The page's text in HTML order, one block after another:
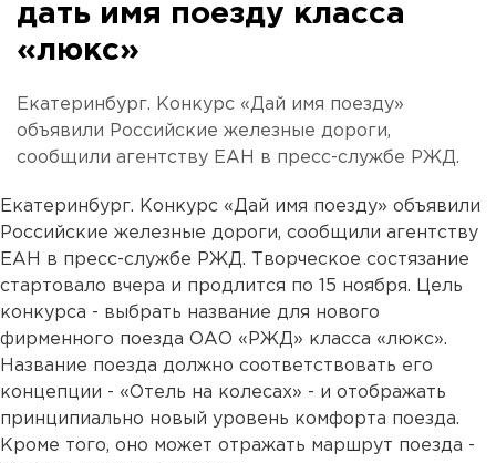
дать имя поезду класса
«люкс»
Екатеринбург. Конкурс «Дай имя поезду»
объявили Российские железные дороги,
сообщили агентству ЕАН в пресс-службе РЖД.
Екатеринбург. Конкурс «Дай имя поезду» объявили
Российские железные дороги, сообщили агентству
ЕАН в пресс-службе РЖД. Творческое состязание
стартовало вчера и продлится по 15 ноября. Цель
конкурса - выбрать название для нового
фирменного поезда ОАО «РЖД» класса «люкс».
Название поезда должно соответствовать его
концепции - «Отель на колесах» - и отображать
принципиально новый уровень комфорта поезда.
Кроме того, оно может отражать маршрут поезда -